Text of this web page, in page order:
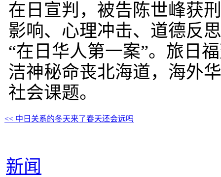
在日宣判，被告陈世峰获
影响、心理冲击、道德反
“在日华人第一案”。旅日
洁神秘命丧北海道，海外
社会课题。
<< 中日关系的冬天来了春天还会远吗
新闻